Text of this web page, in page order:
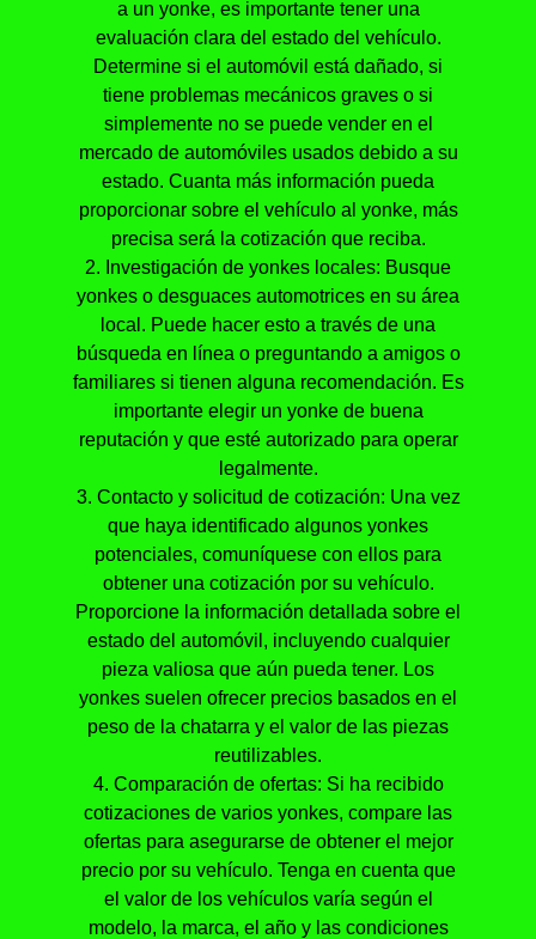
a un yonke, es importante tener una
evaluación clara del estado del vehículo.
Determine si el automóvil está dañado, si
tiene problemas mecánicos graves o si
simplemente no se puede vender en el
mercado de automóviles usados debido a su
estado. Cuanta más información pueda
proporcionar sobre el vehículo al yonke, más
precisa será la cotización que reciba.
2. Investigación de yonkes locales: Busque
yonkes o desguaces automotrices en su área
local. Puede hacer esto a través de una
búsqueda en línea o preguntando a amigos o
familiares si tienen alguna recomendación. Es
importante elegir un yonke de buena
reputación y que esté autorizado para operar
legalmente.
3. Contacto y solicitud de cotización: Una vez
que haya identificado algunos yonkes
potenciales, comuníquese con ellos para
obtener una cotización por su vehículo.
Proporcione la información detallada sobre el
estado del automóvil, incluyendo cualquier
pieza valiosa que aún pueda tener. Los
yonkes suelen ofrecer precios basados en el
peso de la chatarra y el valor de las piezas
reutilizables.
4. Comparación de ofertas: Si ha recibido
cotizaciones de varios yonkes, compare las
ofertas para asegurarse de obtener el mejor
precio por su vehículo. Tenga en cuenta que
el valor de los vehículos varía según el
modelo, la marca, el año y las condiciones